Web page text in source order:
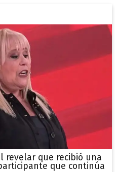
revelar que recibió una
que continúa